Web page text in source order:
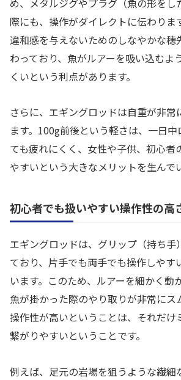
際にも、操作がダイレクトに伝わりま
違和感を与えないためのしなやかな穂
わっており、魚がルアーを吸い込むよ
くいという利点があります。
さらに、エギングロッドは自重が非常
ます。100g前後という軽さは、一日
ても疲れにくく、女性や子供、初心者
やすいという大きなメリットを生んで
初心者でも扱いやすい操作性の高
エギングロッドは、グリップ（持ち手
ており、片手でも両手でも操作しやす
います。このため、ルアーを細かく動
魚が掛かった際のやり取りが非常にス
操作性が高いということは、それだけ
繋がりやすいということです。
例えば、足元の岩場を狙うような繊細